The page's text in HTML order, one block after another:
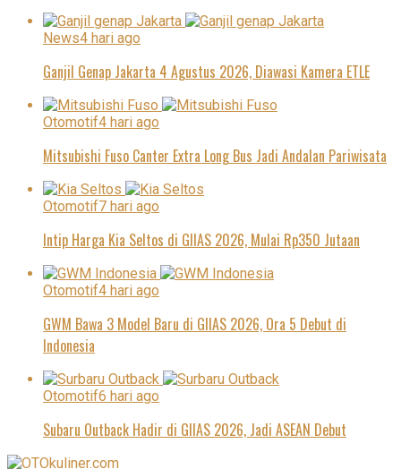
News4 hari ago
Ganjil Genap Jakarta 4 Agustus 2026, Diawasi Kamera ETLE
Otomotif4 hari ago
Mitsubishi Fuso Canter Extra Long Bus Jadi Andalan Pariwisata
Otomotif7 hari ago
Intip Harga Kia Seltos di GIIAS 2026, Mulai Rp350 Jutaan
Otomotif4 hari ago
GWM Bawa 3 Model Baru di GIIAS 2026, Ora 5 Debut di
Indonesia
Otomotif6 hari ago
Subaru Outback Hadir di GIIAS 2026, Jadi ASEAN Debut